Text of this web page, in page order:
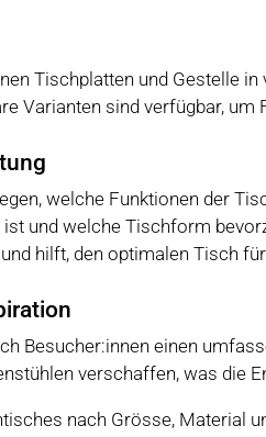
Tischplatten und Gestelle
Varianten sind verfügbar,
welche Funktionen der
und welche Tischform
hilft, den optimalen Tisch
Besucher:innen einen
verschaffen, was die
nach Grösse, Material